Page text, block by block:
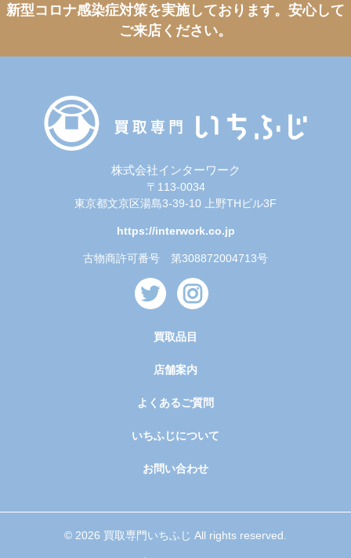
新型コロナ感染症対策を実施しております。 安心して
ご来店ください。
株式会社インターワーク
〒113-0034
東京都文京区湯島3-39-10 上野THビル3F
https://interwork.co.jp
古物商許可番号 第308872004713号
買取品目
店舗案内
よくあるご質問
いちふじについて
お問い合わせ
© 2026 買取専門いちふじ All rights reserved.